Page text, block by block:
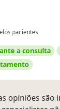
pacientes
a consulta
opiniões